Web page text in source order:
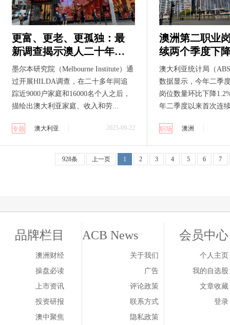
更富、更老、更孤独：最
新调查揭示澳人二十年巨
大变迁
墨尔本研究院（Melbourne Institute）通
过开展HILDA调查，在二十多年间追
踪近9000户家庭和16000名个人之后，
描绘出澳大利亚家庭、收入和劳...
专题 澳大利亚 2025-09-22
澳洲第二职业
续两个季度下降 整体就
形势依然稳健
澳大利亚统计局（
数据显示，今年二季
岗位数量环比下降
年二季度以来首次连
职场 澳洲
928条 上一页 1 2 3 4 5 6 7
品牌栏目
澳洲财经
操盘必读
上市资讯
投资研报
澳中聚焦
ACB News
关于我们
广告
评论政策
联系方式
隐私政策
会员中心
个人主页
我的自选股
文章收藏
登录